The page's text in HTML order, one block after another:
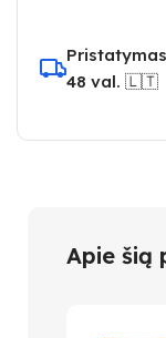
48 val. 🇱🇹
Apie šią